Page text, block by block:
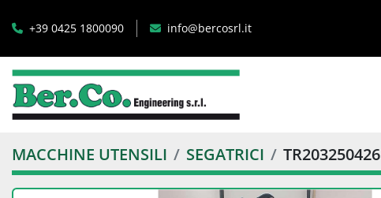
+39 0425 1800090 info@bercosrl.it
MACCHINE UTENSILI SEGATRICI TR203250426